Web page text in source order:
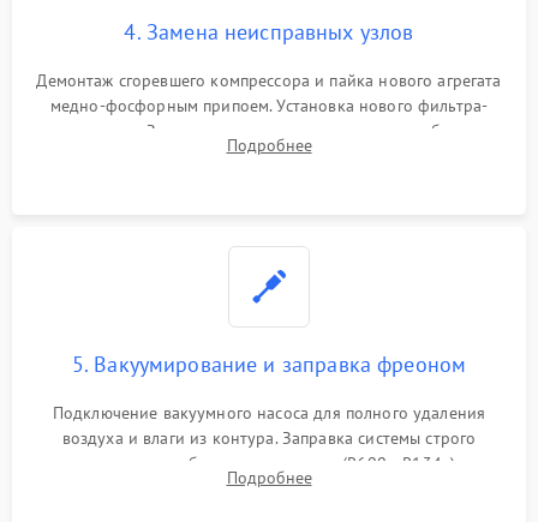
4. Замена неисправных узлов
Демонтаж сгоревшего компрессора и пайка нового агрегата
медно-фосфорным припоем. Установка нового фильтра-
осушителя. Замена изношенных вентиляторов обдува,
сломанных заслонок или поврежденных дверных петель.
Подробнее
5. Вакуумирование и заправка фреоном
Подключение вакуумного насоса для полного удаления
воздуха и влаги из контура. Заправка системы строго
дозированным объемом хладагента (R600a, R134a) по
электронным весам. Контроль рабочего давления в системе.
Подробнее